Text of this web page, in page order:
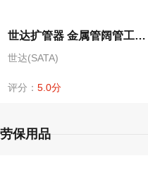
世达扩管器 金属管阔管工具 铜管铝管空调管手动扩口器 97331
世达(SATA)
评分： 5.0分
劳保用品